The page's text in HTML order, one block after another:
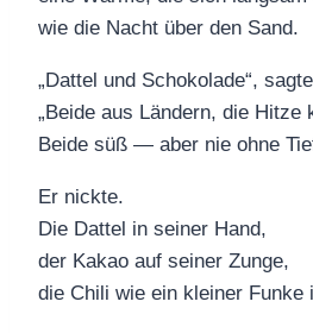
wie die Nacht über den Sand.
„Dattel und Schokolade“,
„Beide aus Ländern, die Hitze
Beide süß — aber nie ohne
Er nickte.
Die Dattel in seiner Hand,
der Kakao auf seiner Zunge,
die Chili wie ein kleiner Funke